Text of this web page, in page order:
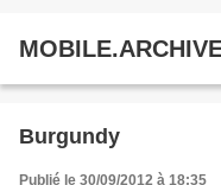
Burgundy
Publié le 30/09/2012 à 18:35